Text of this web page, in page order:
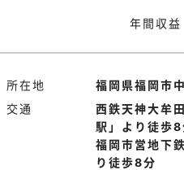
年間収益
所在地
福岡県福岡市
交通
西鉄天神大牟
駅」より徒歩8
福岡市営地下
り徒歩8分